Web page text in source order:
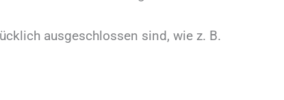
ausgeschlossen sind, wie z. B.